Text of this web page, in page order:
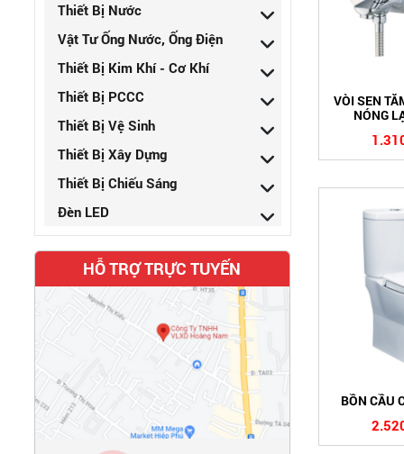
Thiết Bị Nước
Vật Tư Ống Nước, Ống Điện
Thiết Bị Kim Khí - Cơ Khí
Thiết Bị PCCC
Thiết Bị Vệ Sinh
Thiết Bị Xây Dựng
Thiết Bị Chiếu Sáng
Đèn LED
HỖ TRỢ TRỰC TUYẾN
VÒI SEN
NÓNG
BỒN CẦU